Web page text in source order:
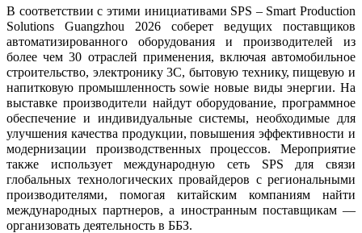
В соответствии с этими инициативами SPS – Smart Production
Solutions Guangzhou 2026 соберет ведущих поставщиков
автоматизированного оборудования и производителей из
более чем 30 отраслей применения, включая автомобильное
строительство, электронику 3C, бытовую технику, пищевую и
напитковую промышленность sowie новые виды энергии. На
выставке производители найдут оборудование, программное
обеспечение и индивидуальные системы, необходимые для
улучшения качества продукции, повышения эффективности и
модернизации производственных процессов. Мероприятие
также использует международную сеть SPS для связи
глобальных технологических провайдеров с региональными
производителями, помогая китайским компаниям найти
международных партнеров, а иностранным поставщикам —
организовать деятельность в ББЗ.